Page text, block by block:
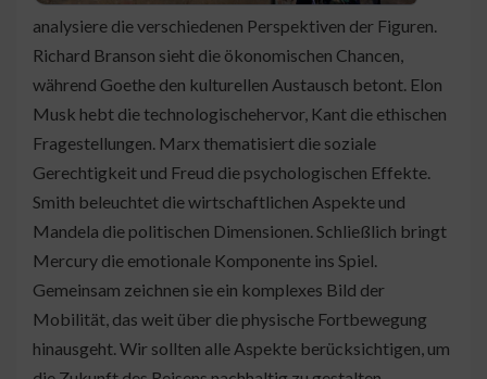
analysiere die verschiedenen Perspektiven der Figuren.
Richard Branson sieht die ökonomischen Chancen,
während Goethe den kulturellen Austausch betont. Elon
Musk hebt die technologischehervor, Kant die ethischen
Fragestellungen. Marx thematisiert die soziale
Gerechtigkeit und Freud die psychologischen Effekte.
Smith beleuchtet die wirtschaftlichen Aspekte und
Mandela die politischen Dimensionen. Schließlich bringt
Mercury die emotionale Komponente ins Spiel.
Gemeinsam zeichnen sie ein komplexes Bild der
Mobilität, das weit über die physische Fortbewegung
hinausgeht. Wir sollten alle Aspekte berücksichtigen, um